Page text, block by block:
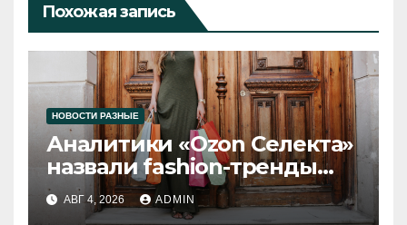
Похожая запись
НОВОСТИ РАЗНЫЕ
Аналитики «Ozon Селекта»
назвали fashion-тренды
2026 года
АВГ 4, 2026 ADMIN